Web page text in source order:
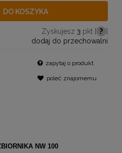
DO KOSZYKA
Zyskujesz 3pkt [ ? ]
dodaj do przechowalni
zapytaj o produkt
poleć znajomemu
NW 100